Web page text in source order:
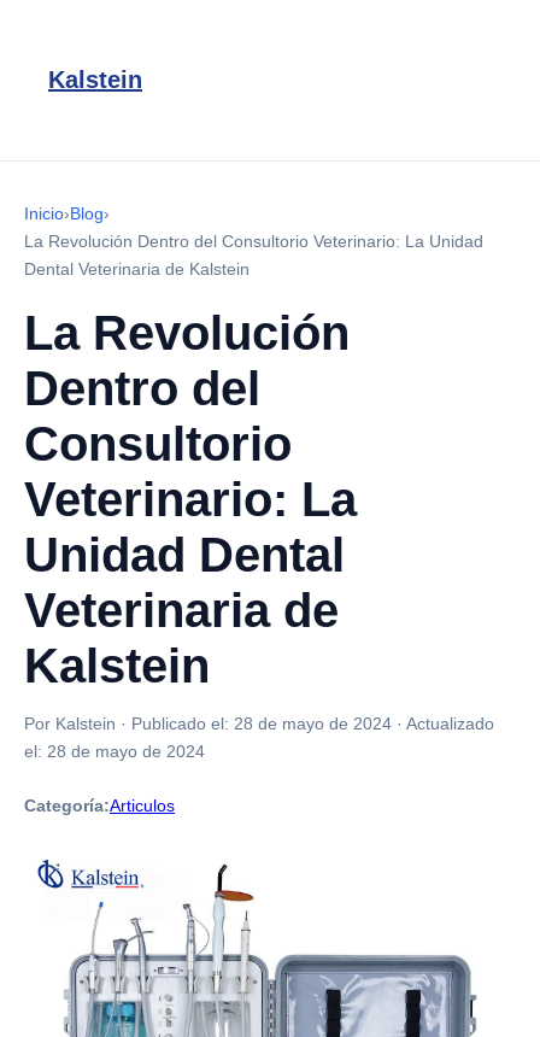
Kalstein
Inicio›Blog›
La Revolución Dentro del Consultorio Veterinario: La Unidad
Dental Veterinaria de Kalstein
La Revolución
Dentro del
Consultorio
Veterinario: La
Unidad Dental
Veterinaria de
Kalstein
Por Kalstein · Publicado el: 28 de mayo de 2024 · Actualizado
el: 28 de mayo de 2024
Categoría:Articulos